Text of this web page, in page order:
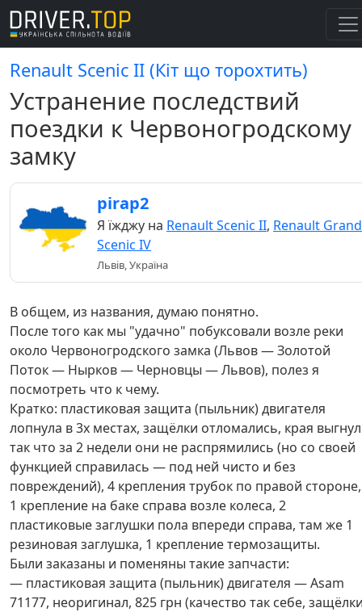
Renault Scenic II (Кіт що торохтить)
Устранение последствий
поездки к Червоногродскому
замку
pirap2
Я їжджу на Renault Scenic II, Renault Grand
Scenic IV
Львів, Україна
В общем, из названия, думаю понятно.
После того как мы "удачно" побуксовали возле реки
около Червоногродского замка (Львов — Золотой
Поток — Нырков — Черновцы — Львов), полез я
посмотреть что к чему.
Кратко: пластиковая защита (пыльник) двигателя
лопнула в 3х местах, защёлки отломались, края
так что за 2 недели они не распрямились (но со своей
функцией справилась — под ней чисто и без
повреждений), 4 крепления трубок по правой стороне,
1 крепление на баке справа возле колеса, 2
пластиковые заглушки пола впереди справа, там же 1
резиновая заглушка, 1 крепление термозащиты.
Были заказаны и поменяны такие запчасти:
— пластиковая защита (пыльник) двигателя — Asam
71177, неоригинал, 825 грн (качество так себе,